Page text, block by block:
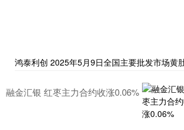
鸿泰利创 2025年5月9日全国主要批发市场黄
融金汇银 红枣主力合约收涨0.06%